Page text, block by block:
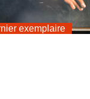
exemplaire